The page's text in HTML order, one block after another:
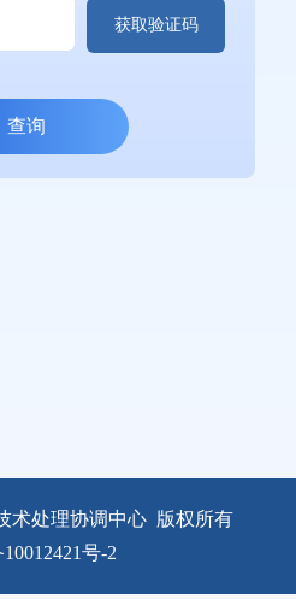
获取验证码
查询
术处理协调中心 版权所有
号-2